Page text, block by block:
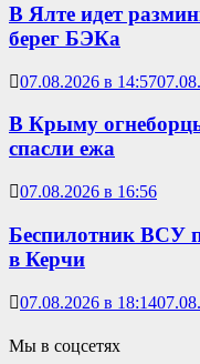
В Ялте идет
берег БЭКа
07.08.2026 в 14:57
В Крыму
спасли ежа
07.08.2026 в 16:56
Беспилотник ВСУ
в Керчи
07.08.2026 в 18:14
Мы в соцсетях